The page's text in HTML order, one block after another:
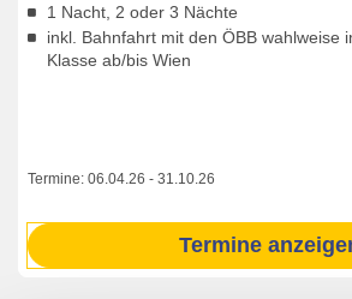
1 Nacht, 2 oder 3 Nächte
inkl. Bahnfahrt mit den ÖBB wahlweise
Klasse ab/bis Wien
Termine: 06.04.26 - 31.10.26
Termine